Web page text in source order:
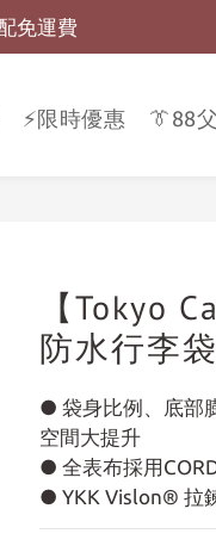
免運費
免運費
⚡限時優惠 👔88
【Tokyo
防水行李
● 袋身比例、底部
空間大提升
● 全表布採用
● YKK Vislon® 拉